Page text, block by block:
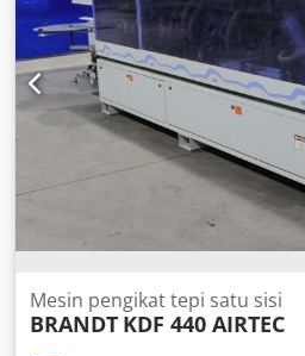
Mesin pengikat tepi satu sisi
BRANDT KDF 440 AIRTEC